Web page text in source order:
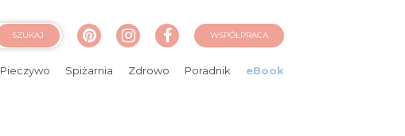
SZUKAJ WSPÓŁPRACA
Pieczywo Spiżarnia Zdrowo Poradnik eBook